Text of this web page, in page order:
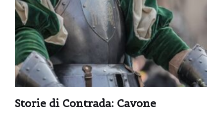
Storie di Contrada: Cavone